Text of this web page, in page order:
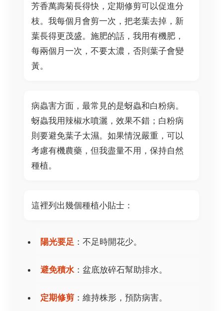
芳香萬壽菊長得快，定期修剪可以促進分
枝。我每個月會剪一次，把老葉去掉，新
葉長得更茂盛。施肥的話，我用有機肥，
每兩個月一次，不要太濃，否則葉子會變
黃。
病蟲害方面，最常見的是蚜蟲和白粉病。
蚜蟲我用辣椒水噴灑，效果不錯；白粉病
則要避免葉子太濕。如果情況嚴重，可以
考慮有機農藥，但我盡量不用，保持自然
種植。
這裡列出幾個種植小貼士：
陽光要足 ：不足時開花少。
避免積水 ：盆底放碎石幫助排水。
定期修剪 ：維持株形，預防病害。